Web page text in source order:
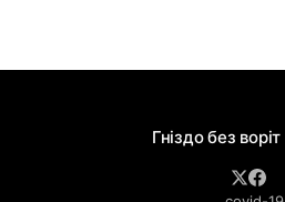
Гніздо без воріт